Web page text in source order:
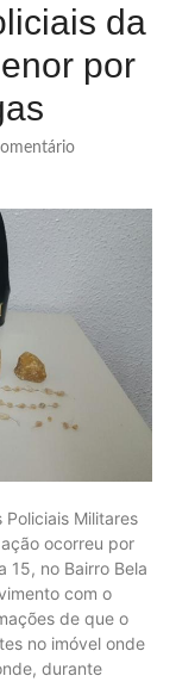
da
por
Militares
ocorreu por
15, no Bairro Bela
com o
de que o
no imóvel onde
durante